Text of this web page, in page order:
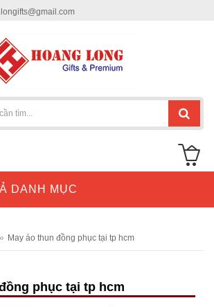
DANH MỤC
» May áo thun đồng phục tại tp hcm
phục tại tp hcm